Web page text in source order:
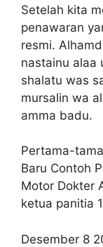
Setelah kita
penawaran
resmi.
nastainu alaa
shalatu was
mursalin wa
amma badu.
Pertama-
Baru Contoh
Motor Dokter
ketua panitia
Desember 8